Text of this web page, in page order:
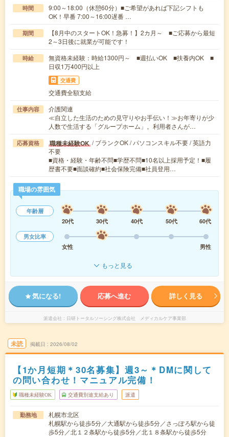
時間
9:00～18:00（休憩60分）■ご希望があれば下記シフトも
OK！早番 7:00～16:00遅番 …
期間
【8月中のスタートOK！急募！】2カ月～ ■ご応募から最短
2～3日後に就業が可能です！
時給
無資格未経験：時給1300円～ ■週払いOK ■扶養内OK ■
日収1万400円以上
交通費
交通費全額支給
仕事内容
介護関連
≪自立した生活のための見守りやお手伝い！≫お年寄りが少
人数で生活する「グループホーム」。利用者さんが…
応募資格 職種未経験OK / ブランクOK / パソコンスキル不要 / 英語力
不要
■資格・経験・年齢不問■学歴不問■10名以上採用予定！■履
歴書不要■面談確約■社会保険完備■社員登用…
職場の雰囲気
年齢層
20代
30代 40代 50代
60代
男女比率
女性
男性
もっと見る
気になる! 応募へ進む 詳しく見る
派遣会社 日研トータルソーシング株式会社 メディカルケア事業部
未読 掲載日 2026/08/02
【1か月短期＊30名募集】週3～＊DMに関して
の問い合わせ！マニュアル完備！
職種未経験OK 交通費別途支給あり 派遣
勤務地
札幌市北区
札幌駅から徒歩5分／大通駅から徒歩5分／さっぽろ駅から徒
歩5分／北１２条駅から徒歩5分／北１８条駅から徒歩5分